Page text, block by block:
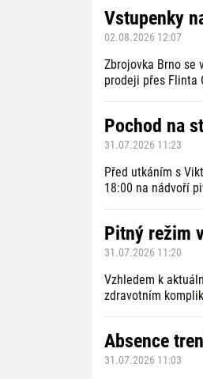
Vstupenky
02.08.2026 12:07
Zbrojovka Brno se
prodeji přes Flinta
Pochod na
31.07.2026 11:23
Před utkáním s
18:00 na nádvoří
Pitný režim
31.07.2026 11:20
Vzhledem k
zdravotním
Absence
31.07.2026 11:03